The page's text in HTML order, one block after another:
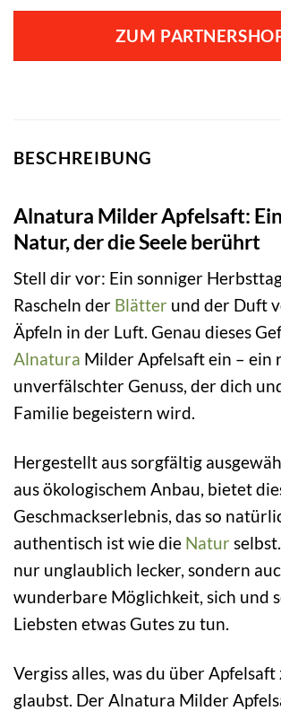
ZUM
BESCHREIBUNG
Alnatura Milder Apfelsaft:
Natur, der die Seele berührt
Stell dir vor: Ein sonniger
Rascheln der Blätter und der Duft
Äpfeln in der Luft. Genau dieses
Alnatura Milder Apfelsaft ein – ein
unverfälschter Genuss, der dich
Familie begeistern wird.
Hergestellt aus sorgfältig
aus ökologischem Anbau, bietet
Geschmackserlebnis, das so
authentisch ist wie die Natur
nur unglaublich lecker, sondern
wunderbare Möglichkeit, sich und
Liebsten etwas Gutes zu tun.
Vergiss alles, was du über Apfelsaft
glaubst. Der Alnatura Milder